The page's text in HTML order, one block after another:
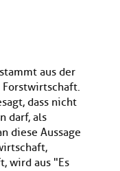
aus der
Forstwirtschaft.
dass nicht
darf, als
diese Aussage
wird aus "Es